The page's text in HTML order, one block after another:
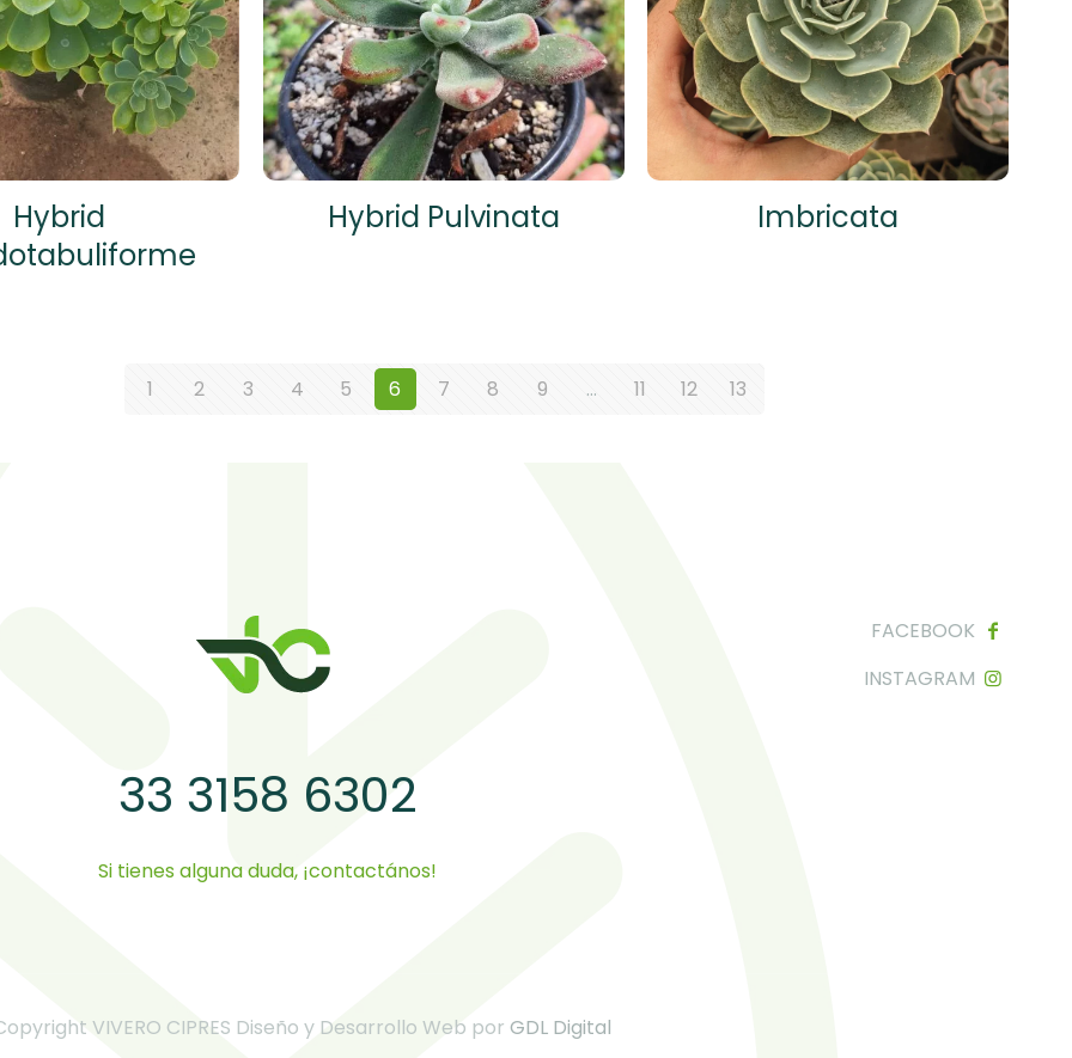
Hybrid
Hybrid Pulvinata Imbricata
1 2 3 4 5 6 7 8 9 … 11 12 13
33 3158 6302
Si tienes alguna duda, ¡contactános!
FACEBOOK
INSTAGRAM
VIVERO CIPRES Diseño y Desarrollo Web porGDL Digital